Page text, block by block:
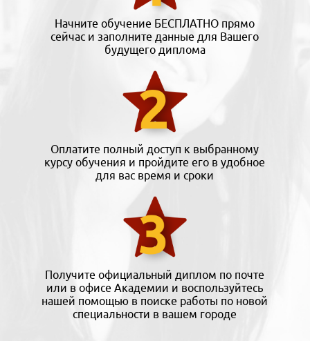
Начните обучение БЕСПЛАТНО прямо
сейчас и заполните данные для Вашего
будущего диплома
Оплатите полный доступ к выбранному
курсу обучения и пройдите его в удобное
для вас время и сроки
Получите официальный диплом по почте
или в офисе Академии и воспользуйтесь
нашей помощью в поиске работы по новой
специальности в вашем городе